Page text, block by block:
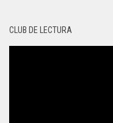
CLUB DE LECTURA